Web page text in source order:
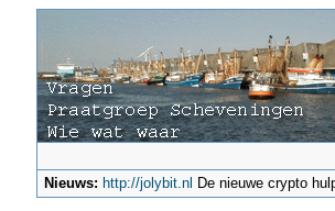
Nieuws: http://jolybit.nl De nieuwe crypto